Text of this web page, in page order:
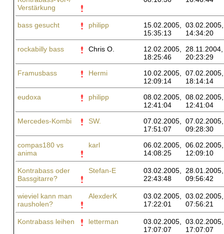
Verstärkung
bass gesucht philipp
15.02.2005,
15:35:13
03.02.2005,
14:34:20
rockabilly bass
Chris O.
12.02.2005,
18:25:46
28.11.2004,
20:23:29
Framusbass
Hermi
10.02.2005,
12:09:14
07.02.2005,
18:14:14
eudoxa
philipp
08.02.2005,
12:41:04
08.02.2005,
12:41:04
Mercedes-Kombi
SW.
07.02.2005,
17:51:07
07.02.2005,
09:28:30
compas180 vs
anima
karl
06.02.2005,
14:08:25
06.02.2005,
12:09:10
Kontrabass oder
Bassgitarre?
Stefan-E
03.02.2005,
22:43:48
28.01.2005,
09:56:42
wieviel kann man
rausholen?
AlexderK
03.02.2005,
17:22:01
03.02.2005,
07:56:21
Kontrabass leihen letterman
03.02.2005,
17:07:07
03.02.2005,
17:07:07